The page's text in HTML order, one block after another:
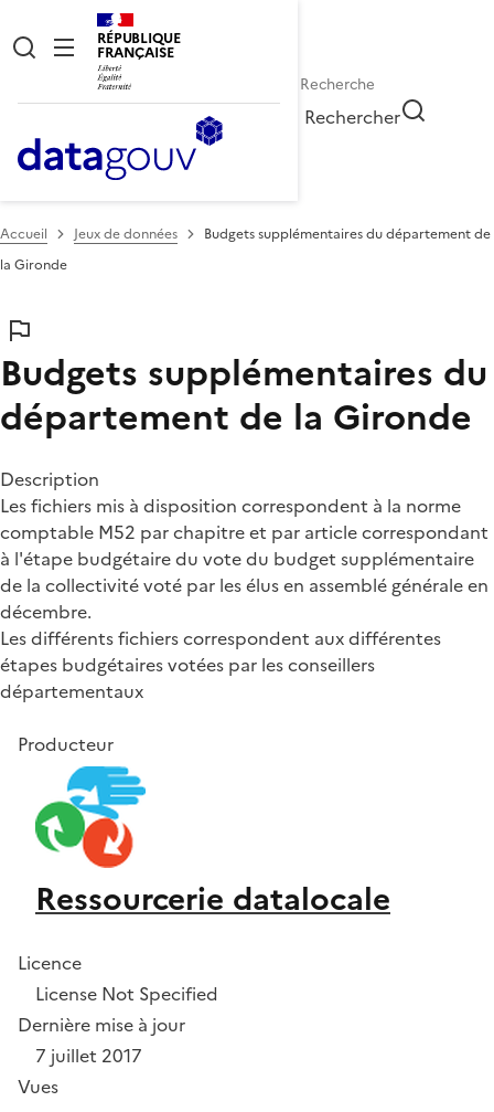
RÉPUBLIQUE
FRANÇAISE
Rechercher
Accueil Jeux de données
Budgets supplémentaires du département de
la Gironde
Budgets supplémentaires du
département de la Gironde
Description
Les fichiers mis à disposition correspondent à la norme
comptable M52 par chapitre et par article correspondant
à l'étape budgétaire du vote du budget supplémentaire
de la collectivité voté par les élus en assemblé générale en
décembre.
Les différents fichiers correspondent aux différentes
étapes budgétaires votées par les conseillers
départementaux
Producteur
Ressourcerie datalocale
Licence
License Not Specified
Dernière mise à jour
7 juillet 2017
Vues